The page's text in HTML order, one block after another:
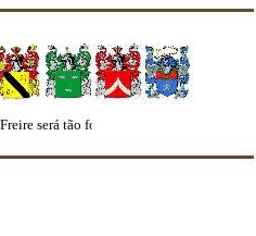
será tão forte quanto seus membros o